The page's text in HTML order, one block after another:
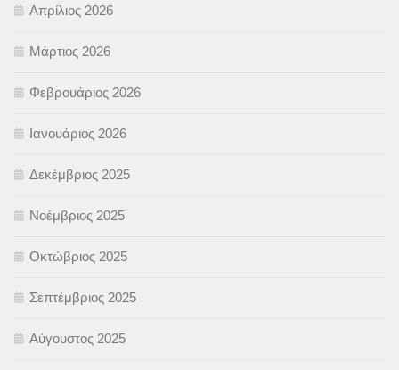
Απρίλιος 2026
Μάρτιος 2026
Φεβρουάριος 2026
Ιανουάριος 2026
Δεκέμβριος 2025
Νοέμβριος 2025
Οκτώβριος 2025
Σεπτέμβριος 2025
Αύγουστος 2025